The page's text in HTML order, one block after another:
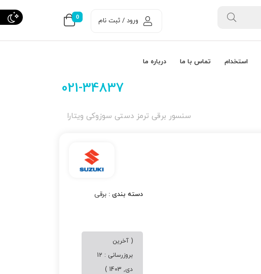
0 ورود / ثبت نام
استخدام تماس با ما درباره ما
021-34837
سنسور برقی ترمز دستی سوزوکی ویتارا
دسته بندی :برقی
( آخرین
بروزرسانی : 12
دی, 1403 )